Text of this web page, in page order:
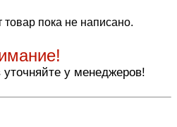
товар пока не написано.
у менеджеров!